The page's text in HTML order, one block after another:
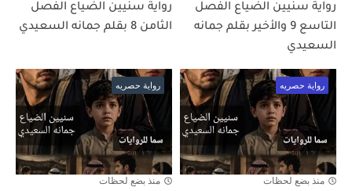
رواية سنيين الضياع الفصل
التاسع 9 والأخير بقلم جمانه
السعيدي
رواية سنيين الضياع الفصل
الثامن 8 بقلم جمانه السعيدي
رواية حصريه
منذ بضع لحظات
رواية حصريه
منذ بضع لحظات